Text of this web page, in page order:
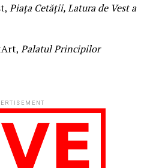
Piața Cetății, Latura de Vest a
Palatul Principilor